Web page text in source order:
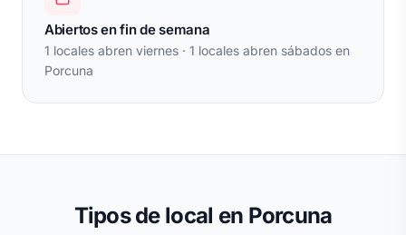
Abiertos en fin de semana
1 locales abren viernes · 1 locales abren sábados en
Porcuna
Tipos de local en Porcuna